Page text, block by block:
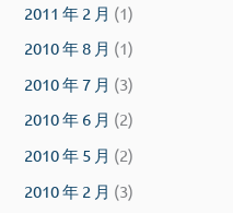
2011 年 2 月 (1)
2010 年 8 月 (1)
2010 年 7 月 (3)
2010 年 6 月 (2)
2010 年 5 月 (2)
2010 年 2 月 (3)